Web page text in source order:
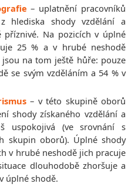
– uplatnění pracovníků
hlediska shody vzdělání a
příznivé. Na pozicích v úplné
25 % a v hrubé neshodě
na tom ještě hůře: pouze
se svým vzděláním a 54 % v
– v této skupině oborů
shody získaného vzdělání a
uspokojivá (ve srovnání s
skupin oborů). Úplné shody
v hrubé neshodě jich pracuje
dlouhodobě zhoršuje a
úplné shodě.